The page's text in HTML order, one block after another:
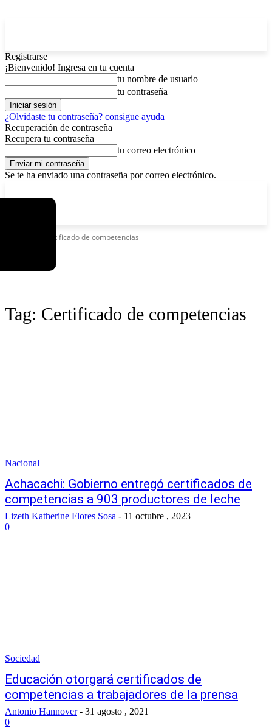
Registrarse
¡Bienvenido! Ingresa en tu cuenta
tu nombre de usuario
tu contraseña
¿Olvidaste tu contraseña? consigue ayuda
Recuperación de contraseña
Recupera tu contraseña
tu correo electrónico
Se te ha enviado una contraseña por correo electrónico.
Certificado de competencias
Tag: Certificado de competencias
Nacional
Achacachi: Gobierno entregó certificados de
competencias a 903 productores de leche
Lizeth Katherine Flores Sosa - 11 octubre , 2023
0
Sociedad
Educación otorgará certificados de
competencias a trabajadores de la prensa
Antonio Hannover - 31 agosto , 2021
0